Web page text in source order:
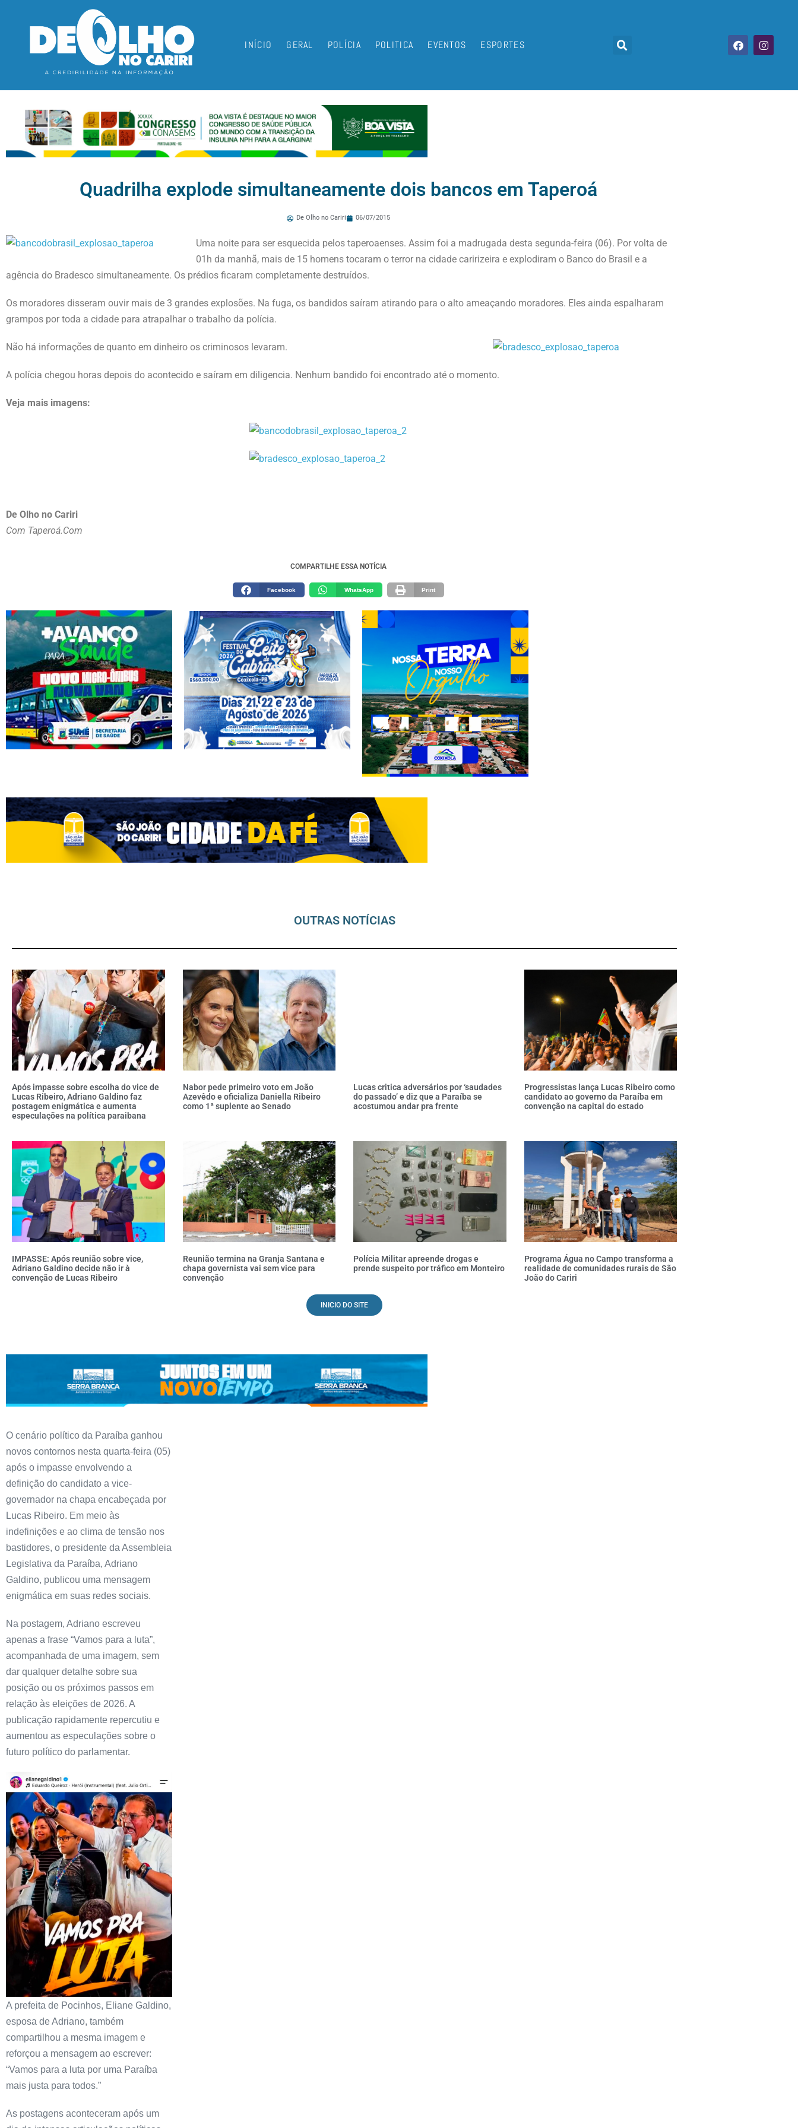
INÍCIO GERAL POLÍCIA POLITICA EVENTOS ESPORTES
Quadrilha explode simultaneamente dois bancos em Taperoá
De Olho no Cariri 06/07/2015
Uma noite para ser esquecida pelos taperoaenses. Assim foi a madrugada desta segunda-feira (06). Por volta de
01h da manhã, mais de 15 homens tocaram o terror na cidade caririzeira e explodiram o Banco do Brasil e a
agência do Bradesco simultaneamente. Os prédios ficaram completamente destruídos.
Os moradores disseram ouvir mais de 3 grandes explosões. Na fuga, os bandidos saíram atirando para o alto ameaçando moradores. Eles ainda espalharam
grampos por toda a cidade para atrapalhar o trabalho da polícia.
Não há informações de quanto em dinheiro os criminosos levaram.
A polícia chegou horas depois do acontecido e saíram em diligencia. Nenhum bandido foi encontrado até o momento.
Veja mais imagens:
De Olho no Cariri
Com Taperoá.Com
COMPARTILHE ESSA NOTÍCIA
Facebook WhatsApp Print
OUTRAS NOTÍCIAS
Após impasse sobre escolha do vice de
Lucas Ribeiro, Adriano Galdino faz
postagem enigmática e aumenta
especulações na política paraibana
Nabor pede primeiro voto em João
Azevêdo e oficializa Daniella Ribeiro
como 1ª suplente ao Senado
Lucas critica adversários por ‘saudades
do passado’ e diz que a Paraíba se
acostumou andar pra frente
Progressistas lança Lucas Ribeiro como
candidato ao governo da Paraíba em
convenção na capital do estado
IMPASSE: Após reunião sobre vice,
Adriano Galdino decide não ir à
convenção de Lucas Ribeiro
Reunião termina na Granja Santana e
chapa governista vai sem vice para
convenção
Polícia Militar apreende drogas e
prende suspeito por tráfico em Monteiro
Programa Água no Campo transforma a
realidade de comunidades rurais de São
João do Cariri
INICIO DO SITE
O cenário político da Paraíba ganhou
novos contornos nesta quarta-feira (05)
após o impasse envolvendo a
definição do candidato a vice-
governador na chapa encabeçada por
Lucas Ribeiro. Em meio às
indefinições e ao clima de tensão nos
bastidores, o presidente da Assembleia
Legislativa da Paraíba, Adriano
Galdino, publicou uma mensagem
enigmática em suas redes sociais.
Na postagem, Adriano escreveu
apenas a frase “Vamos para a luta”,
acompanhada de uma imagem, sem
dar qualquer detalhe sobre sua
posição ou os próximos passos em
relação às eleições de 2026. A
publicação rapidamente repercutiu e
aumentou as especulações sobre o
futuro político do parlamentar.
A prefeita de Pocinhos, Eliane Galdino,
esposa de Adriano, também
compartilhou a mesma imagem e
reforçou a mensagem ao escrever:
“Vamos para a luta por uma Paraíba
mais justa para todos.”
As postagens aconteceram após um